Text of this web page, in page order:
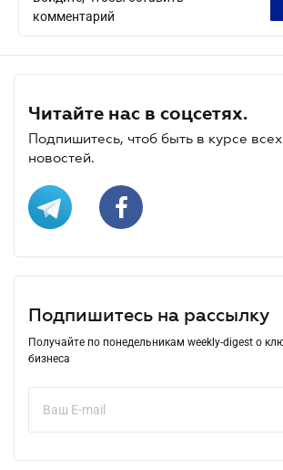
комментарий
Читайте нас в соцсетях.
Подпишитесь, чтоб быть в курсе
новостей.
Подпишитесь на рассылку
Получайте по понедельникам weekly-digest о
бизнеса